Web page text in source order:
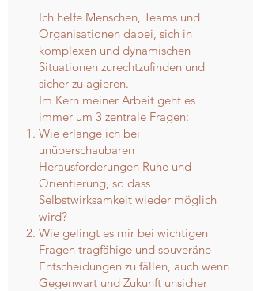
Ich helfe Menschen, Teams und
Organisationen dabei, sich in
komplexen und dynamischen
Situationen zurechtzufinden und
sicher zu agieren.
Im Kern meiner Arbeit geht es
immer um 3 zentrale Fragen:
Wie erlange ich bei
unüberschaubaren
Herausforderungen Ruhe und
Orientierung, so dass
Selbstwirksamkeit wieder möglich
wird?
Wie gelingt es mir bei wichtigen
Fragen tragfähige und souveräne
Entscheidungen zu fällen, auch wenn
Gegenwart und Zukunft unsicher